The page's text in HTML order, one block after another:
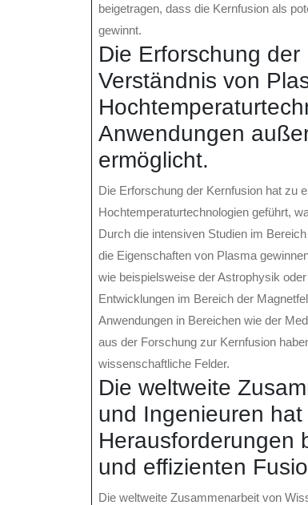
beigetragen, dass die Kernfusion als
gewinnt.
Die Erforschung
Verständnis von
Anwendungen
ermöglicht.
Die Erforschung der Kernfusion hat zu
Hochtemperaturtechnologien geführt,
Durch die intensiven Studien im
die Eigenschaften von Plasma
wie beispielsweise der Astrophysik
Entwicklungen im Bereich der
Anwendungen in Bereichen wie der
aus der Forschung zur Kernfusion
wissenschaftliche Felder.
Die weltweite
und Ingenieuren
Herausforderungen
und effizienten
Die weltweite Zusammenarbeit von